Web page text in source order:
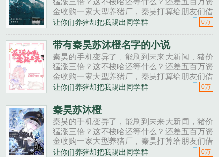
金收购一家大型养猪厂，秦昊打算给朋友们借
一点。秦昊老班长啊，我想回家养猪，要不要
秦昊二狗子，借500万买点......
让你们养猪却把我踢出同学群 0万
带有秦昊苏沐橙名字的小说
秦昊的手机变异了，能刷到未来大新闻，猪价
猛涨三倍？这不梭哈还等什么？还差五百万资
金收购一家大型养猪厂，秦昊打算给朋友们借
一点。秦昊老班长啊，我想回家养猪，要不要
秦昊二狗子，借500万买点......
让你们养猪却把我踢出同学群 0万
秦昊苏沐橙
秦昊的手机变异了，能刷到未来大新闻，猪价
猛涨三倍？这不梭哈还等什么？还差五百万资
金收购一家大型养猪厂，秦昊打算给朋友们借
一点。秦昊老班长啊，我想回家养猪，要不要
让你们养猪却把我踢出同学群 0万